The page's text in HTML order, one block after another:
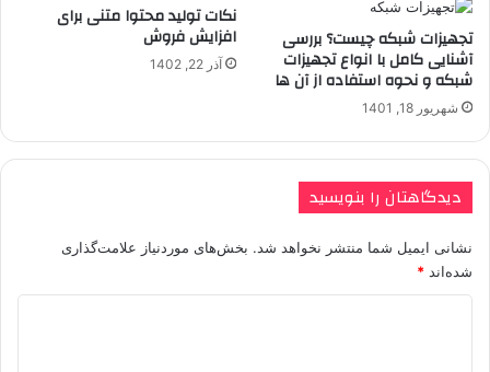
تجهیزات شبکه چیست؟ بررسی
آشنایی کامل با انواع تجهیزات
شبکه و نحوه استفاده از آن ها
شهریور 18, 1401
نکات تولید محتوا متنی برای
افزایش فروش
آذر 22, 1402
دیدگاهتان را بنویسید
نشانی ایمیل شما منتشر نخواهد شد. بخش‌های موردنیاز علامت‌گذاری
شده‌اند *